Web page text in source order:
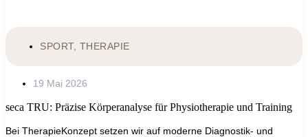
SPORT, THERAPIE
19 Mai 2026
seca TRU: Präzise Körperanalyse für Physiotherapie und Training
Bei TherapieKonzept setzen wir auf moderne Diagnostik‑ und